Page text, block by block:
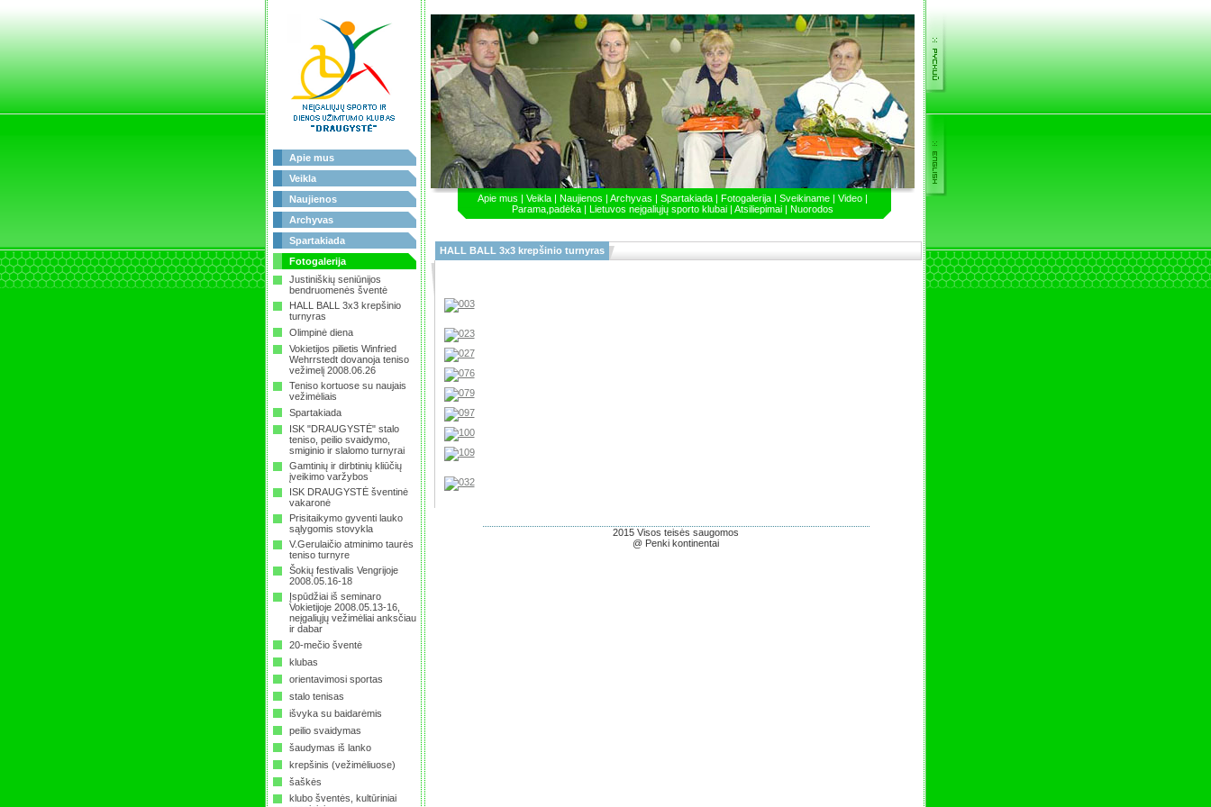
Apie mus
Veikla
Naujienos
Archyvas
Spartakiada
Fotogalerija
Justiniškių seniūnijos
bendruomenės šventė
HALL BALL 3x3 krepšinio
turnyras
Olimpinė diena
Vokietijos pilietis Winfried
Wehrrstedt dovanoja teniso
vežimelį 2008.06.26
Teniso kortuose su naujais
vežimėliais
Spartakiada
ISK "DRAUGYSTĖ" stalo
teniso, peilio svaidymo,
smiginio ir slalomo turnyrai
Gamtinių ir dirbtinių kliūčių
įveikimo varžybos
ISK DRAUGYSTĖ šventinė
vakaronė
Prisitaikymo gyventi lauko
sąlygomis stovykla
V.Gerulaičio atminimo taurės
teniso turnyre
Šokių festivalis Vengrijoje
2008.05.16-18
Įspūdžiai iš seminaro
Vokietijoje 2008.05.13-16,
neįgaliųjų vežimėliai anksčiau
ir dabar
20-mečio šventė
klubas
orientavimosi sportas
stalo tenisas
išvyka su baidarėmis
peilio svaidymas
šaudymas iš lanko
krepšinis (vežimėliuose)
šaškės
klubo šventės, kultūriniai
Apie mus | Veikla| Naujienos | Archyvas | Spartakiada | Fotogalerija| Sveikiname| Video|
Parama,padėka| Lietuvos neįgaliųjų sporto klubai| Atsiliepimai| Nuorodos
HALL BALL 3x3 krepšinio turnyras
2015 Visos teisės saugomos
@ Penki kontinentai